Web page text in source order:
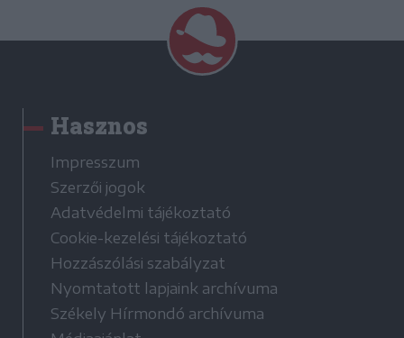
Hasznos
Impresszum
Szerzői jogok
Adatvédelmi tájékoztató
Cookie-kezelési tájékoztató
Hozzászólási szabályzat
Nyomtatott lapjaink archívuma
Székely Hírmondó archívuma